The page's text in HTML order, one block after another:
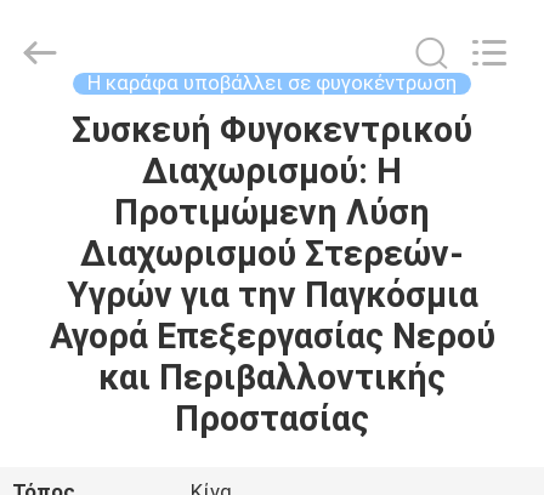
ΣΠΊΤΙ
ΠΡΟΪΌΝΤΑ
ΒΊΝΤΕΟ
ΕΜΦΆΝΙΣΗ
ΣΧΕΤΙΚΆ
Protection
Group
Η καράφα υποβάλλει σε φυγοκέντρωση
Συσκευή Φυγοκεντρικού
Διαχωρισμού: Η
Προτιμώμενη Λύση
Διαχωρισμού Στερεών-
Υγρών για την Παγκόσμια
Αγορά Επεξεργασίας Νερού
και Περιβαλλοντικής
Προστασίας